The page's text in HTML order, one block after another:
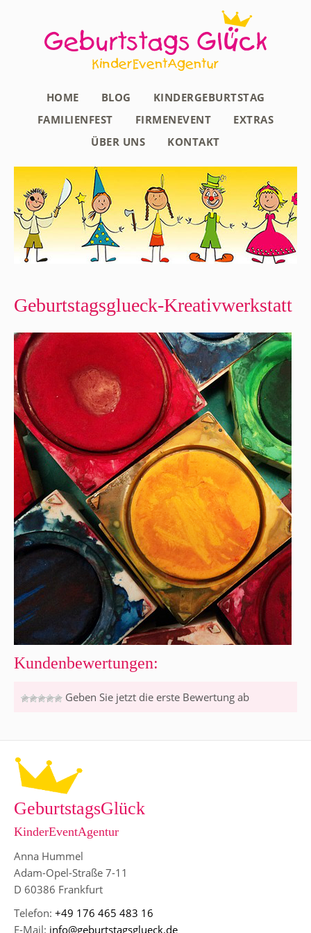
HOME BLOG
KINDERGEBURTSTAG
FAMILIENFEST
FIRMENEVENT
EXTRAS
ÜBER UNS
KONTAKT
Geburtstagsglueck-Kreativwerkstatt
Kundenbewertungen:
Geben Sie jetzt die erste Bewertung ab
GeburtstagsGlück
KinderEventAgentur
Anna Hummel
Adam-Opel-Straße 7-11
D 60386 Frankfurt
Telefon: +49 176 465 483 16
E-Mail: info@geburtstagsglueck.de